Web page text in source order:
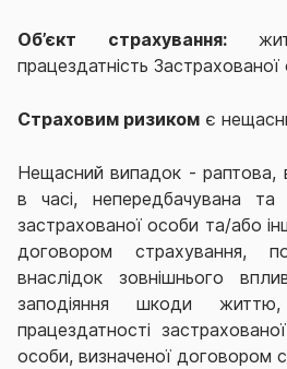
Об’єкт страхування:
працездатність Застрахованої
Страховим ризиком є
Нещасний випадок - раптова,
в часі, непередбачувана
застрахованої особи та/або
договором страхування,
внаслідок зовнішнього
заподіяння шкоди
працездатності
особи, визначеної договором